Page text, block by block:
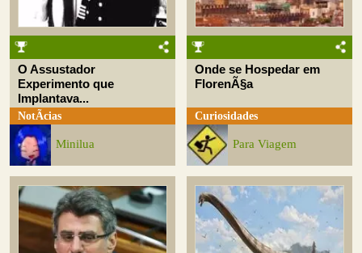
O Assustador
Experimento que
Implantava...
NotÃ­cias
Minilua
Onde se Hospedar em
FlorenÃ§a
Curiosidades
Para Viagem